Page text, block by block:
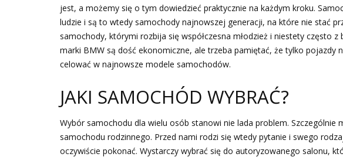
jest, a możemy się o tym dowiedzieć praktycznie na każdym kroku.
ludzie i są to wtedy samochody najnowszej generacji, na które nie stać
samochody, którymi rozbija się współczesna młodzież i niestety często
marki BMW są dość ekonomiczne, ale trzeba pamiętać, że tylko pojazdy
celować w najnowsze modele samochodów.
JAKI SAMOCHÓD WYBRAĆ?
Wybór samochodu dla wielu osób stanowi nie lada problem. Szczególnie
samochodu rodzinnego. Przed nami rodzi się wtedy pytanie i swego
oczywiście pokonać. Wystarczy wybrać się do autoryzowanego salonu,